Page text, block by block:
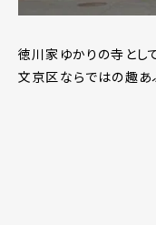
徳川家ゆかりの寺とし
文京区ならではの趣あ